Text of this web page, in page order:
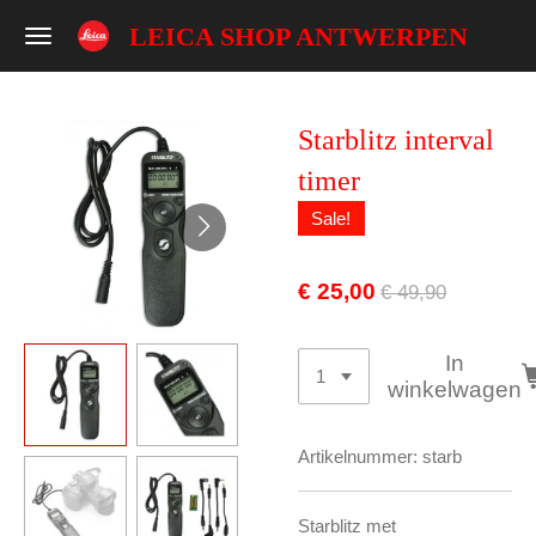
Ga
hoofdinhoud
LEICA SHOP ANTWERPEN
Starblitz interval
timer
Sale!
€ 25,00 € 49,90
In
winkelwagen
Artikelnummer: starb
Starblitz met